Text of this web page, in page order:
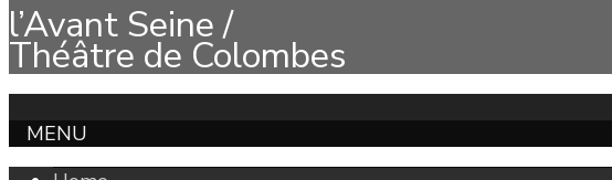
l’Avant Seine /
Théâtre de Colombes
MENU